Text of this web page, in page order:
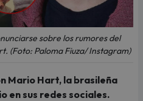
sobre los rumores del
(Foto: Paloma Fiuza/ Instagram)
Mario Hart, la brasileña
en sus redes sociales.